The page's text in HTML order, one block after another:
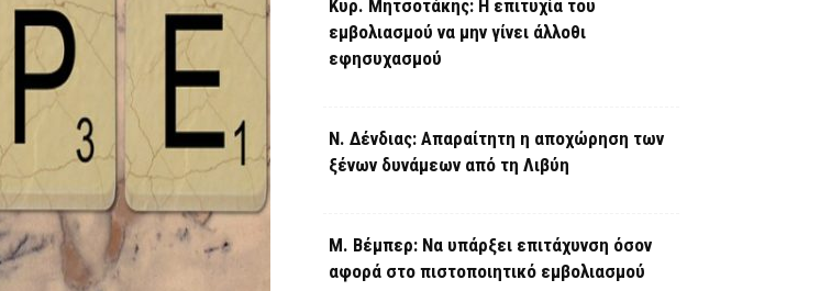
Κυρ. Μητσοτάκης: Η επιτυχία του
εμβολιασμού να μην γίνει άλλοθι
εφησυχασμού
Ν. Δένδιας: Απαραίτητη η αποχώρηση των
ξένων δυνάμεων από τη Λιβύη
Μ. Βέμπερ: Να υπάρξει επιτάχυνση όσον
αφορά στο πιστοποιητικό εμβολιασμού